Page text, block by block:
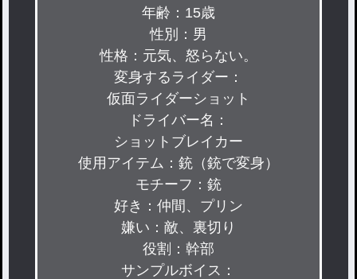
年齢：15歳
性別：男
性格：元気、怒らない。
変身するライダー：
仮面ライダーショット
ドライバー名：
ショットブレイカー
使用アイテム：銃（銃で変身）
モチーフ：銃
好き：仲間、プリン
嫌い：敵、裏切り
役割：幹部
サンプルボイス：